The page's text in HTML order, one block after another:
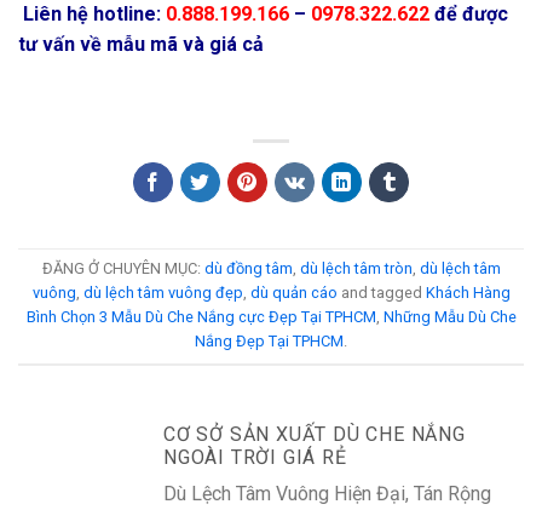
Liên hệ hotline: 0.888.199.166 – 0978.322.622 để được
tư vấn về mẫu mã và giá cả
ĐĂNG Ở CHUYÊN MỤC: dù đồng tâm dù lệch tâm tròn dù lệch tâm
vuông dù lệch tâm vuông đẹp dù quản cáo and tagged Khách Hàng
Bình Chọn 3 Mẫu Dù Che Nắng cực Đẹp Tại TPHCM Những Mẫu Dù Che
Nắng Đẹp Tại TPHCM
CƠ SỞ SẢN XUẤT DÙ CHE NẮNG
NGOÀI TRỜI GIÁ RẺ
Dù Lệch Tâm Vuông Hiện Đại, Tán Rộng